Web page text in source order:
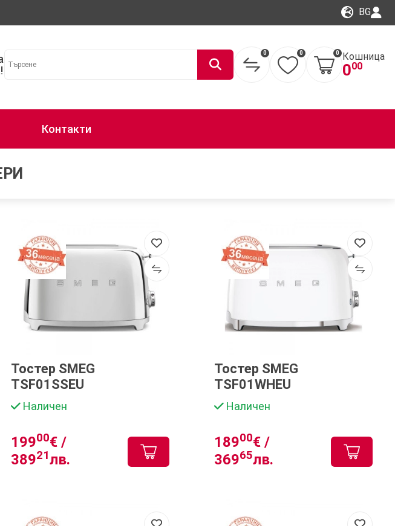
BG
0 0 0 Кошница
000
Контакти
Тостер SMEG
TSF01SSEU
Наличен
19900€ /
38921лв.
Тостер SMEG
TSF01WHEU
Наличен
18900€ /
36965лв.